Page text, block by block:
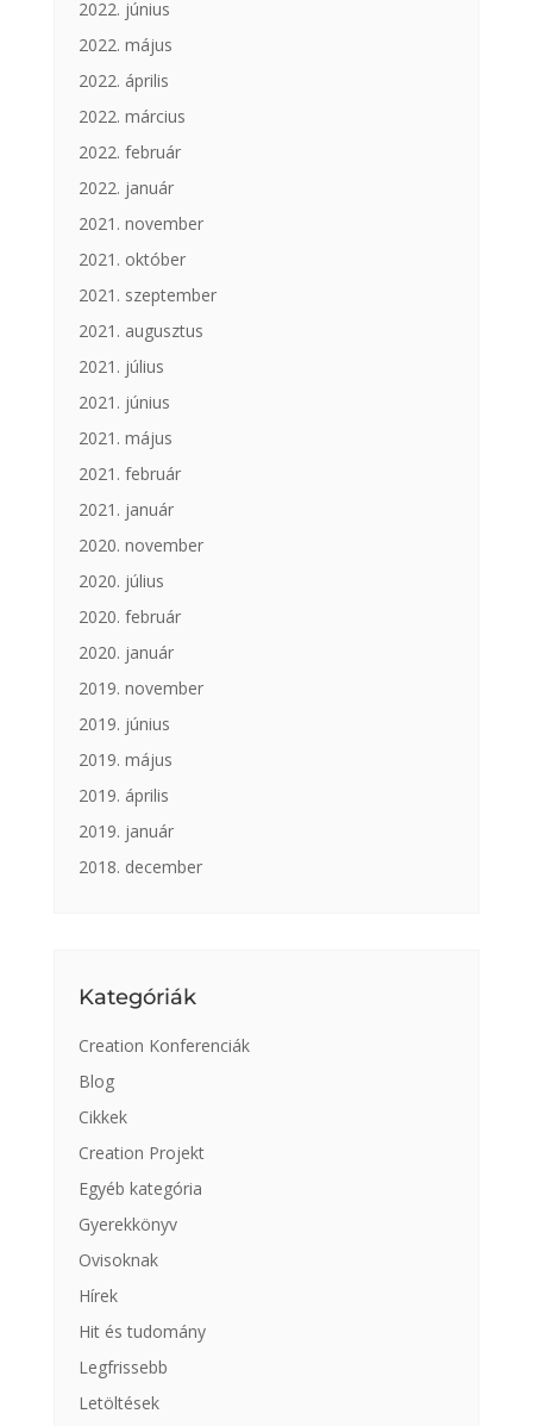
2022. június
2022. május
2022. április
2022. március
2022. február
2022. január
2021. november
2021. október
2021. szeptember
2021. augusztus
2021. július
2021. június
2021. május
2021. február
2021. január
2020. november
2020. július
2020. február
2020. január
2019. november
2019. június
2019. május
2019. április
2019. január
2018. december
Kategóriák
Creation Konferenciák
Blog
Cikkek
Creation Projekt
Egyéb kategória
Gyerekkönyv
Ovisoknak
Hírek
Hit és tudomány
Legfrissebb
Letöltések